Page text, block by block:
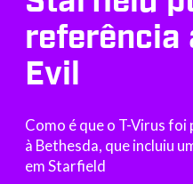
referência
Evil
Como é que o T-Virus
à Bethesda, que incluiu
em Starfield